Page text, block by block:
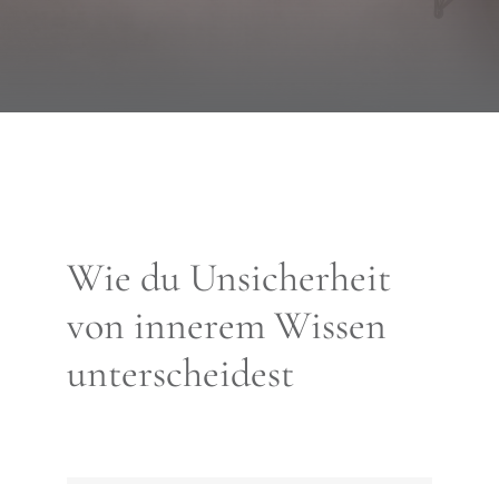
Wie du Unsicherheit
von innerem Wissen
unterscheidest